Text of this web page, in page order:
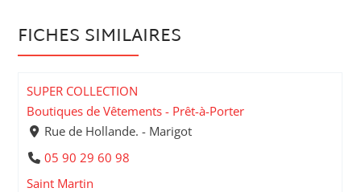
FICHES SIMILAIRES
SUPER COLLECTION
Boutiques de Vêtements - Prêt-à-Porter
Rue de Hollande. - Marigot
05 90 29 60 98
Saint Martin